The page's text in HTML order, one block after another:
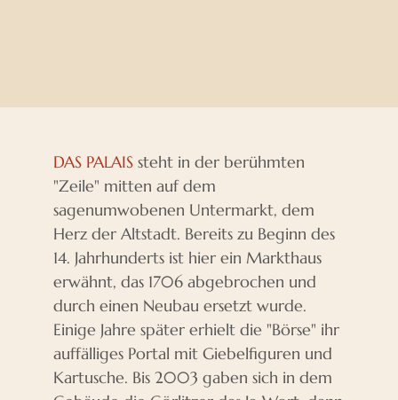
DAS PALAIS steht in der berühmten
"Zeile" mitten auf dem
sagenumwobenen Untermarkt, dem
Herz der Altstadt. Bereits zu Beginn des
14. Jahrhunderts ist hier ein Markthaus
erwähnt, das 1706 abgebrochen und
durch einen Neubau ersetzt wurde.
Einige Jahre später erhielt die "Börse" ihr
auffälliges Portal mit Giebelfiguren und
Kartusche. Bis 2003 gaben sich in dem